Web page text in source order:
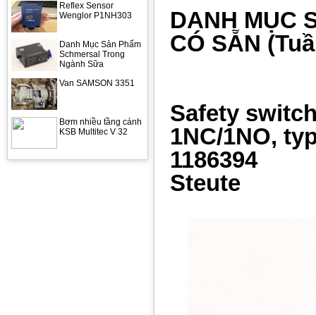
Reflex Sensor
Wenglor P1NH303
Danh Mục Sản Phẩm
Schmersal Trong
Ngành Sữa
Van SAMSON 3351
Bơm nhiều tầng cánh
KSB Multitec V 32
DANH MỤC
CÓ SẴN
Safety
1NC/1NO,
1186394
Steute